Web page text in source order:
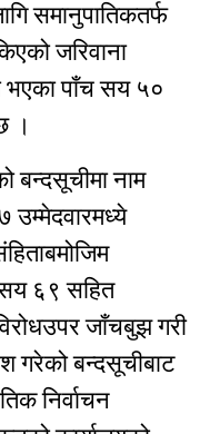
समानुपातिकतर्फ
जरिवाना
भएका पाँच सय ५०
।
बन्दसूचीमा नाम
उम्मेदवारमध्ये
सय ६९ सहित
जाँचबुझ गरी
गरेको बन्दसूचीबाट
निर्वाचन